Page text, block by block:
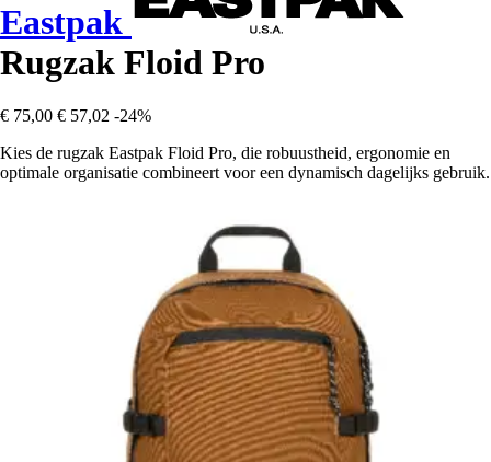
Eastpak
Rugzak Floid Pro
€ 75,00 € 57,02 -24%
Kies de rugzak Eastpak Floid Pro, die robuustheid, ergonomie en
optimale organisatie combineert voor een dynamisch dagelijks gebruik.